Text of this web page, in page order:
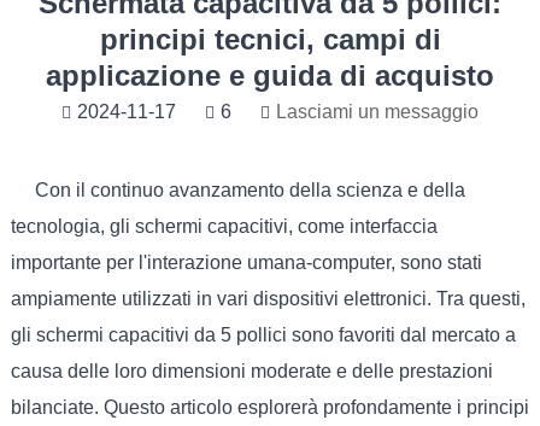
principi tecnici, campi di
applicazione e guida di acquisto
2024-11-17 6 Lasciami un messaggio
Con il continuo avanzamento della scienza e della
tecnologia, gli schermi capacitivi, come interfaccia
importante per l'interazione umana-computer, sono stati
ampiamente utilizzati in vari dispositivi elettronici. Tra questi,
gli schermi capacitivi da 5 pollici sono favoriti dal mercato a
causa delle loro dimensioni moderate e delle prestazioni
bilanciate. Questo articolo esplorerà profondamente i principi